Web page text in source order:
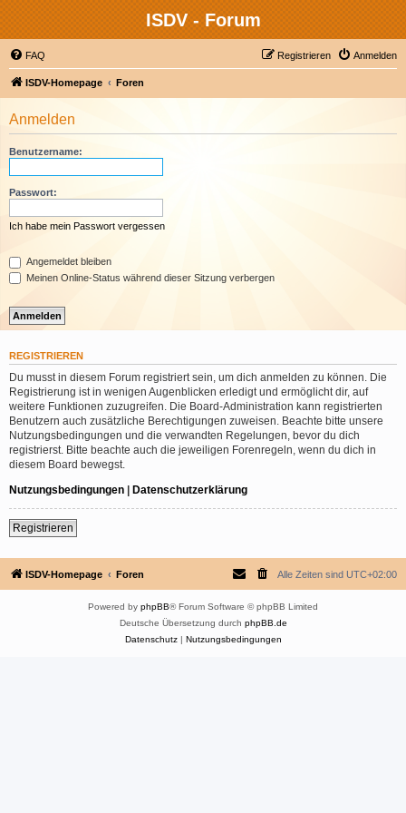
ISDV - Forum
FAQ Anmelden
Registrieren
ISDV-Homepage Foren
Anmelden
Benutzername:
Passwort:
Ich habe mein Passwort vergessen
Angemeldet bleiben
Meinen Online-Status während dieser Sitzung verbergen
REGISTRIEREN
Du musst in diesem Forum registriert sein, um dich anmelden zu können. Die
Registrierung ist in wenigen Augenblicken erledigt und ermöglicht dir, auf
weitere Funktionen zuzugreifen. Die Board-Administration kann registrierten
Benutzern auch zusätzliche Berechtigungen zuweisen. Beachte bitte unsere
Nutzungsbedingungen und die verwandten Regelungen, bevor du dich
registrierst. Bitte beachte auch die jeweiligen Forenregeln, wenn du dich in
diesem Board bewegst.
Nutzungsbedingungen | Datenschutzerklärung
Registrieren
ISDV-Homepage Foren Alle Zeiten sind UTC+02:00
Powered by phpBB® Forum Software © phpBB Limited
Deutsche Übersetzung durch phpBB.de
Datenschutz| Nutzungsbedingungen